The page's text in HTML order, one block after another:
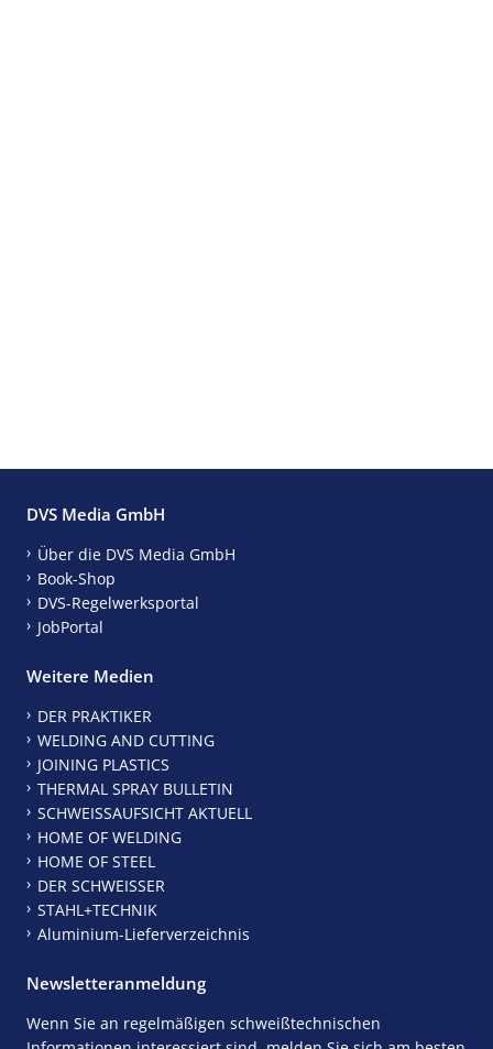
DVS Media GmbH
Über die DVS Media GmbH
Book-Shop
DVS-Regelwerksportal
JobPortal
Weitere Medien
DER PRAKTIKER
WELDING AND CUTTING
JOINING PLASTICS
THERMAL SPRAY BULLETIN
SCHWEISSAUFSICHT AKTUELL
HOME OF WELDING
HOME OF STEEL
DER SCHWEISSER
STAHL+TECHNIK
Aluminium-Lieferverzeichnis
Newsletteranmeldung
Wenn Sie an regelmäßigen schweißtechnischen